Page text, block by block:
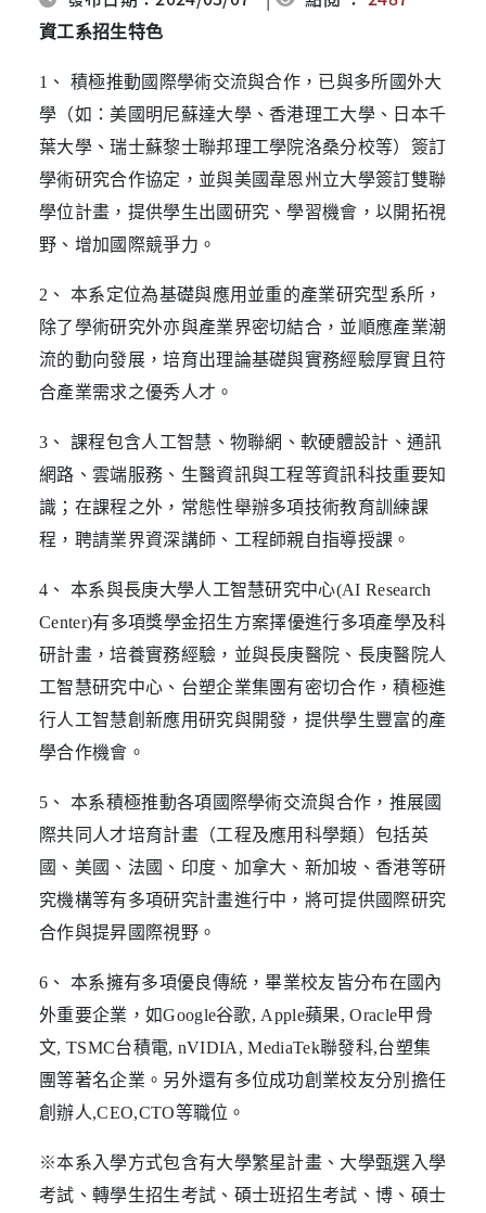
資工系招生特色
1、 積極推動國際學術交流與合作，已與多所國外大
學（如：美國明尼蘇達大學、香港理工大學、日本千
葉大學、瑞士蘇黎士聯邦理工學院洛桑分校等）簽訂
學術研究合作協定，並與美國韋恩州立大學簽訂雙聯
學位計畫，提供學生出國研究、學習機會，以開拓視
野、增加國際競爭力。
2、 本系定位為基礎與應用並重的產業研究型系所，
除了學術研究外亦與產業界密切結合，並順應產業潮
流的動向發展，培育出理論基礎與實務經驗厚實且符
合產業需求之優秀人才。
3、 課程包含人工智慧、物聯網、軟硬體設計、通訊
網路、雲端服務、生醫資訊與工程等資訊科技重要知
識；在課程之外，常態性舉辦多項技術教育訓練課
程，聘請業界資深講師、工程師親自指導授課。
4、 本系與長庚大學人工智慧研究中心(AI Research
Center)有多項獎學金招生方案擇優進行多項產學及科
研計畫，培養實務經驗，並與長庚醫院、長庚醫院人
工智慧研究中心、台塑企業集團有密切合作，積極進
行人工智慧創新應用研究與開發，提供學生豐富的產
學合作機會。
5、 本系積極推動各項國際學術交流與合作，推展國
際共同人才培育計畫（工程及應用科學類）包括英
國、美國、法國、印度、加拿大、新加坡、香港等研
究機構等有多項研究計畫進行中，將可提供國際研究
合作與提昇國際視野。
6、 本系擁有多項優良傳統，畢業校友皆分布在國內
外重要企業，如Google谷歌, Apple蘋果, Oracle甲骨
文, TSMC台積電, nVIDIA, MediaTek聯發科,台塑集
團等著名企業。另外還有多位成功創業校友分別擔任
創辦人,CEO,CTO等職位。
※本系入學方式包含有大學繁星計畫、大學甄選入學
考試、轉學生招生考試、碩士班招生考試、博、碩士